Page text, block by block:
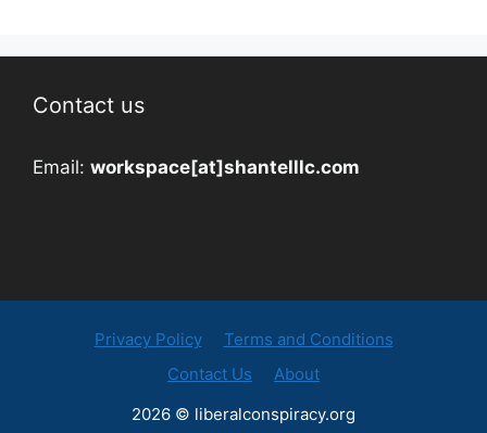
Contact us
Email: workspace[at]shantelllc.com
Privacy Policy
Terms and Conditions
Contact Us
About
2026 © liberalconspiracy.org